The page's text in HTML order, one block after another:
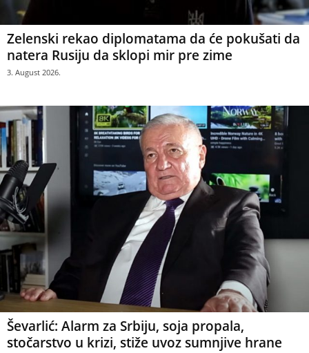
Zelenski rekao diplomatama da će pokušati da
natera Rusiju da sklopi mir pre zime
3. August 2026.
Ševarlić: Alarm za Srbiju, soja propala,
stočarstvo u krizi, stiže uvoz sumnjive hrane